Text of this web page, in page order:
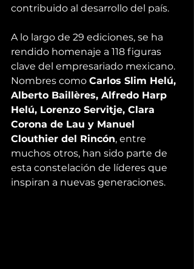
contribuido al desarrollo del país.
A lo largo de 29 ediciones, se ha
rendido homenaje a 118 figuras
clave del empresariado mexicano.
Nombres como Carlos Slim Helú,
Alberto Baillères, Alfredo Harp
Helú, Lorenzo Servitje, Clara
Corona de Lau y Manuel
Clouthier del Rincón, entre
muchos otros, han sido parte de
esta constelación de líderes que
inspiran a nuevas generaciones.